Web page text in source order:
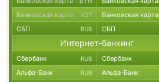
Банковская карта KZT Банковская карта
СБП RUB СБП
Интернет-банкинг
Сбербанк RUB Сбербанк
Альфа-Банк RUB Альфа-Банк